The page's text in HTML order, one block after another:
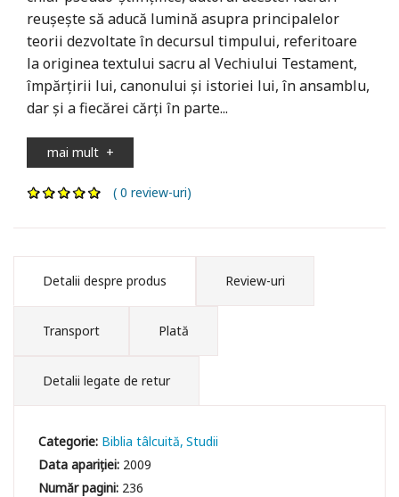
reuşeşte să aducă lumină asupra principalelor
teorii dezvoltate în decursul timpului, referitoare
la originea textului sacru al Vechiului Testament,
împărţirii lui, canonului şi istoriei lui, în ansamblu,
dar şi a fiecărei cărţi în parte...
mai mult +
( 0 review-uri)
Detalii despre produs Review-uri
Transport Plată
Detalii legate de retur
Categorie: Biblia tâlcuită Studii
Data apariției: 2009
Număr pagini: 236